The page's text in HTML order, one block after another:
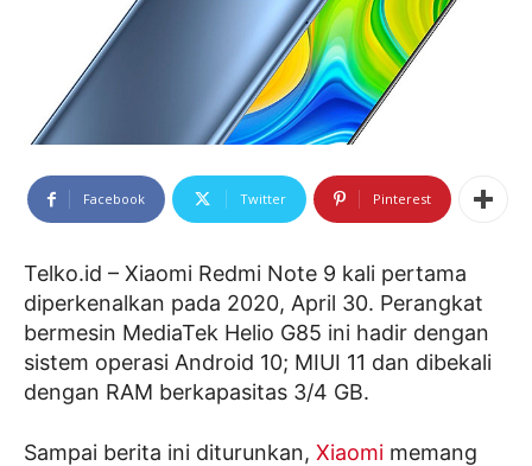
Facebook Twitter Pinterest
Telko.id – Xiaomi Redmi Note 9 kali pertama
diperkenalkan pada 2020, April 30. Perangkat
bermesin MediaTek Helio G85 ini hadir dengan
sistem operasi Android 10; MIUI 11 dan dibekali
dengan RAM berkapasitas 3/4 GB.
Sampai berita ini diturunkan, Xiaomi memang